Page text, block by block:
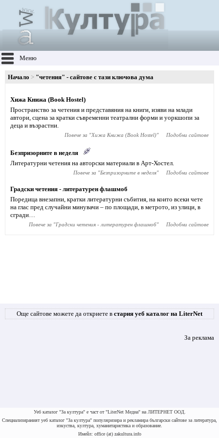
Меню
Начало "четения" - сайтове с тази ключова дума
Хижа Книжа (Book Hostel)
Пространство за четения и представяния на книги, изяви на млади
автори, сцена за кратки съвременни театрални форми и уоркшопи за
деца и възрастни.
Повече за "Хижа Книжа (Book Hostel)" Подобни сайтове
Безпризорните в неделя
Литературни четения на авторски материали в Арт-Хостел.
Повече за "Безпризорните в неделя" Подобни сайтове
Градски четения - литературен флашмоб
Поредица внезапни, кратки литературни събития, на които всеки чете
на глас пред случайни минувачи – по площади, в метрото, из улици, в
сгради…
Повече за "Градски четения - литературен флашмоб" Подобни сайтове
Още сайтове можете да откриете в стария уеб каталог на LiterNet
За реклама
Уеб каталог "За култура" е част от "LiterNet Медиа" на ЛИТЕРНЕТ ООД.
Специализираният уеб каталог "За култура" популяризира и рекламира български сайтове за литература,
изкуства, култура, хуманитаристика и образование.
Имейл: office (at) zakultura.info